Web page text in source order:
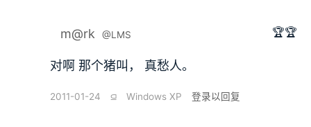
m@rk @LMS 🏆🏆
对啊 那个猪叫， 真愁人。
2011-01-24 ⫑ Windows XP 登录以回复